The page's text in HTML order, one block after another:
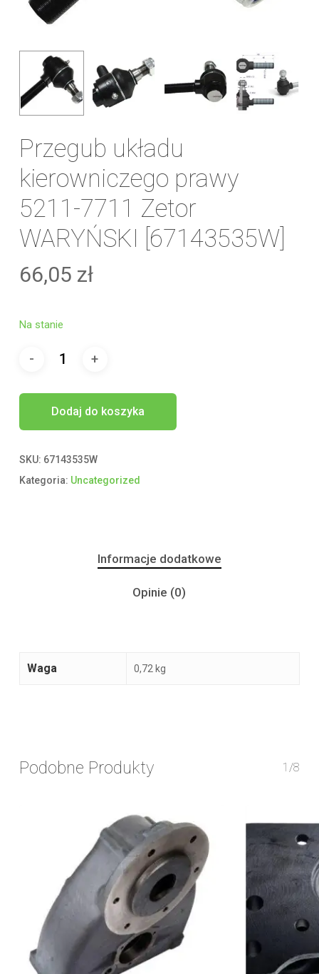
Przegub układu
kierowniczego prawy
5211-7711 Zetor
WARYŃSKI [67143535W]
66,05 zł
Na stanie
Dodaj do koszyka
SKU: 67143535W
Kategoria: Uncategorized
Informacje dodatkowe
Opinie (0)
Waga 0,72 kg
Podobne Produkty 1/8